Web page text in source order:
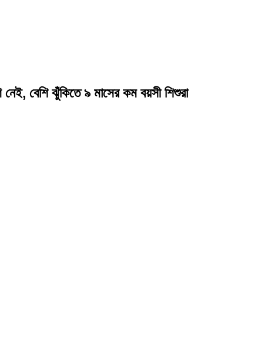
নেই, বেশি ঝুঁকিতে ৯ মাসের কম বয়সী শিশুরা